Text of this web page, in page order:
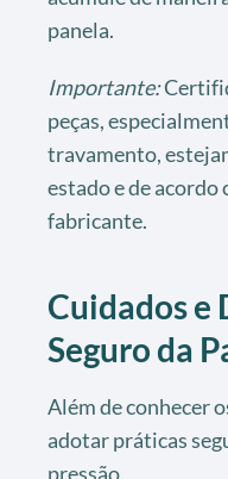
panela.
Importante:
peças,
travamento,
estado e de acordo
fabricante.
Cuidados e
Seguro da
Além de conhecer
adotar práticas
pressão.